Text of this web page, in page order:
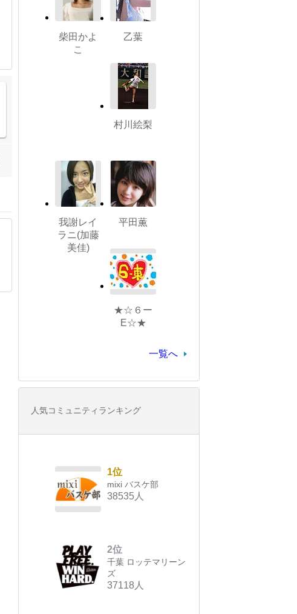
柴田かよ
こ
乙葉
村川絵梨
我謝レイ
ラニ(加藤
美佳)
平田薫
★☆６ー
E☆★
一覧へ
人気コミュニティランキング
1位
mixi バスケ部
38535人
2位
千葉 ロッテマリーン
ズ
37118人